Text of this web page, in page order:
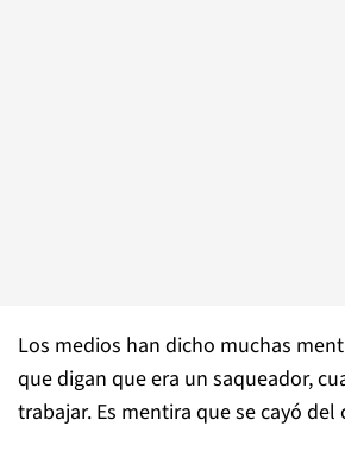
Los medios han dicho muchas
que digan que era un saqueador,
trabajar. Es mentira que se cayó del